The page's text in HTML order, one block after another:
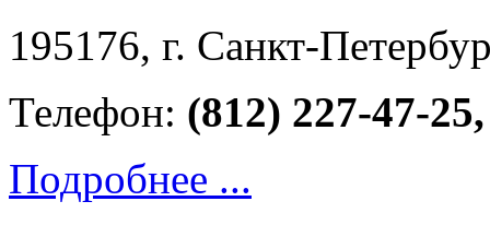
195176, г. Санкт-
Телефон: (812) 227-47-
Подробнее ...